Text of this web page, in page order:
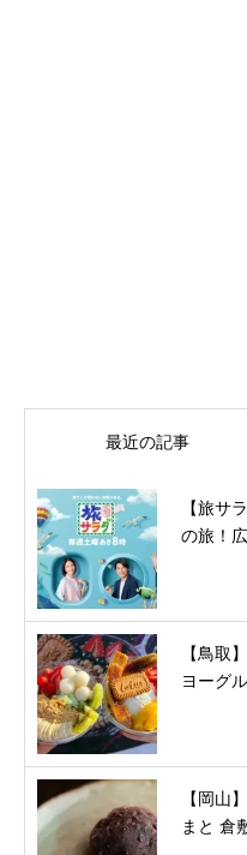
最近の記事
【旅サ
の旅！広
【鳥取
ヨーグ
【岡山
まと 倉